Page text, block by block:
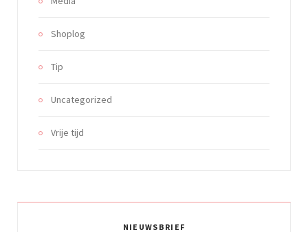
Shoplog
Tip
Uncategorized
Vrije tijd
NIEUWSBRIEF